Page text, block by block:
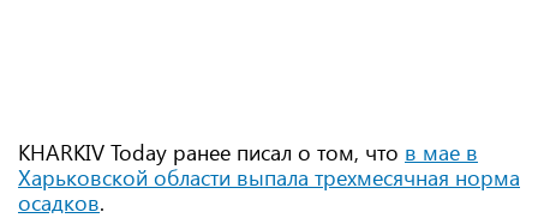
KHARKIV Today ранее писал о том, что в мае в
Харьковской области выпала трехмесячная норма
осадков.